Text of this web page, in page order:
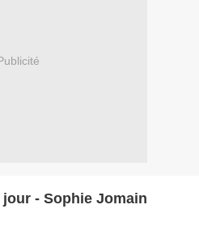
- Sophie Jomain